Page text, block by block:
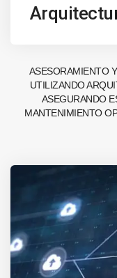
ASESORAMIENTO
UTILIZANDO
ASEGURANDO
MANTENIMIENTO